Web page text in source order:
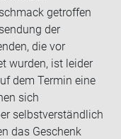
getroffen
der
die vor
wurden, ist leider
dem Termin eine
sich
selbstverständlich
das Geschenk